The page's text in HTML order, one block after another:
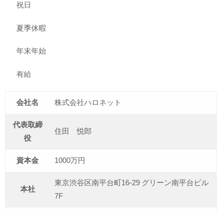
祝日
夏季休暇
年末年始
有給
会社名 株式会社ハロネット
代表取締
役
住田 悦郎
資本金 1000万円
本社
東京渋谷区南平台町16-29 グリーン南平台ビル
7F